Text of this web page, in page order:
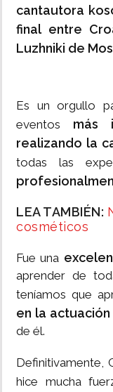
cantautora
final entre
Luzhniki de
Es un orgullo
eventos más
realizando la
todas las
LEA TAMBIÉN:
cosméticos
Fue una
aprender de
teníamos que
en la actuación
de él.
Definitivamente,
hice mucha